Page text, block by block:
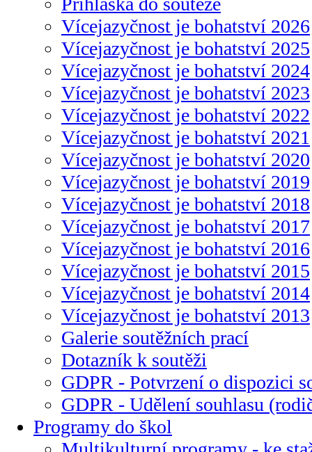
Vícejazyčnost je bohatství 2026
Vícejazyčnost je bohatství 2025
Vícejazyčnost je bohatství 2024
Vícejazyčnost je bohatství 2023
Vícejazyčnost je bohatství 2022
Vícejazyčnost je bohatství 2021
Vícejazyčnost je bohatství 2020
Vícejazyčnost je bohatství 2019
Vícejazyčnost je bohatství 2018
Vícejazyčnost je bohatství 2017
Vícejazyčnost je bohatství 2016
Vícejazyčnost je bohatství 2015
Vícejazyčnost je bohatství 2014
Vícejazyčnost je bohatství 2013
Galerie soutěžních prací
Dotazník k soutěži
GDPR - Potvrzení o dispozici
GDPR - Udělení souhlasu
Programy do škol